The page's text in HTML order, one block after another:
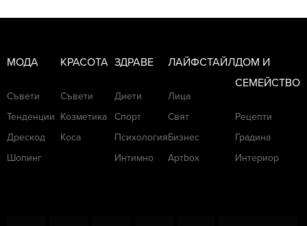
МОДА
Съвети
Тенденции
Дрескод
Шопинг
КРАСОТА
Съвети
Козметика
Коса
ЗДРАВЕ
Диети
Спорт
Психология
Интимно
ЛАЙФСТАЙЛ
Лица
Свят
Бизнес
Артbox
ДОМ И
СЕМЕЙСТВО
Рецепти
Градина
Интериор